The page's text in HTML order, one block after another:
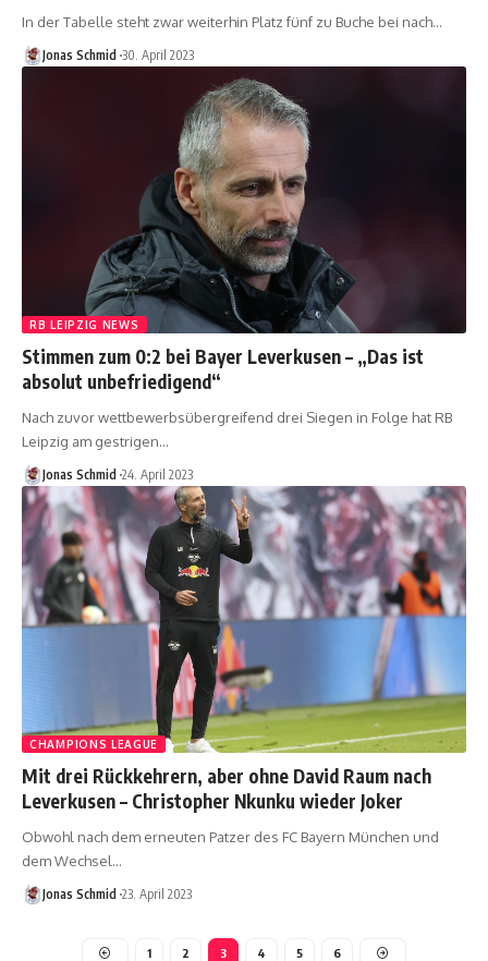
In der Tabelle steht zwar weiterhin Platz fünf zu Buche bei nach…
Jonas Schmid 30. April 2023
RB LEIPZIG NEWS
Stimmen zum 0:2 bei Bayer Leverkusen – „Das ist
absolut unbefriedigend“
Nach zuvor wettbewerbsübergreifend drei Siegen in Folge hat RB
Leipzig am gestrigen…
Jonas Schmid 24. April 2023
CHAMPIONS LEAGUE
Mit drei Rückkehrern, aber ohne David Raum nach
Leverkusen – Christopher Nkunku wieder Joker
Obwohl nach dem erneuten Patzer des FC Bayern München und
dem Wechsel…
Jonas Schmid 23. April 2023
1 2 3 4 5 6